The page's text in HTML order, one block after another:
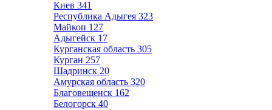
Киев 341
Республика Адыгея 323
Майкоп 127
Адыгейск 17
Курганская область 305
Курган 257
Шадринск 20
Амурская область 320
Благовещенск 162
Белогорск 40